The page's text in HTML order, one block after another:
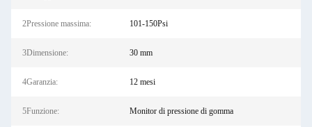
2Pressione massima: 101-150Psi
3Dimensione: 30 mm
4Garanzia: 12 mesi
5Funzione: Monitor di pressione di gomma